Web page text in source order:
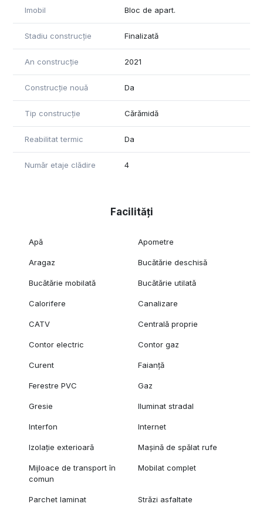
Imobil Bloc de apart.
Stadiu construcție Finalizată
An construcție 2021
Construcție nouă Da
Tip construcție Cărămidă
Reabilitat termic Da
Număr etaje clădire 4
Facilități
Apă Apometre
Aragaz Bucătărie deschisă
Bucătărie mobilată Bucătărie utilată
Calorifere Canalizare
CATV Centrală proprie
Contor electric Contor gaz
Curent Faianță
Ferestre PVC Gaz
Gresie Iluminat stradal
Interfon Internet
Izolație exterioară Mașină de spălat rufe
Mijloace de transport în
comun
Mobilat complet
Parchet laminat Străzi asfaltate